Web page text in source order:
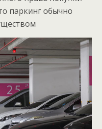
паркинг обычно